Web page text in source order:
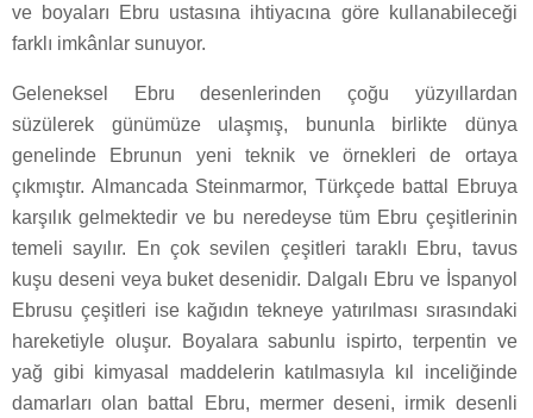
ve boyaları Ebru ustasına ihtiyacına göre kullanabileceği
farklı imkânlar sunuyor.
Geleneksel Ebru desenlerinden çoğu yüzyıllardan
süzülerek günümüze ulaşmış, bununla birlikte dünya
genelinde Ebrunun yeni teknik ve örnekleri de ortaya
çıkmıştır. Almancada Steinmarmor, Türkçede battal Ebruya
karşılık gelmektedir ve bu neredeyse tüm Ebru çeşitlerinin
temeli sayılır. En çok sevilen çeşitleri taraklı Ebru, tavus
kuşu deseni veya buket desenidir. Dalgalı Ebru ve İspanyol
Ebrusu çeşitleri ise kağıdın tekneye yatırılması sırasındaki
hareketiyle oluşur. Boyalara sabunlu ispirto, terpentin ve
yağ gibi kimyasal maddelerin katılmasıyla kıl inceliğinde
damarları olan battal Ebru, mermer deseni, irmik desenli